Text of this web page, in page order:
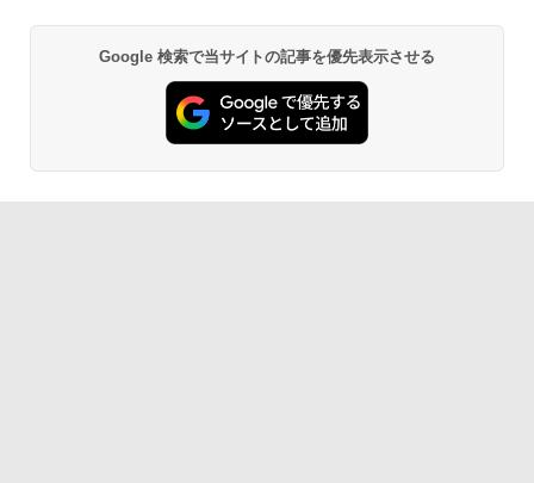
Google 検索で当サイトの記事を優先表示させる